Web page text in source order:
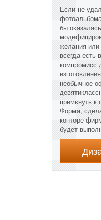
Если не
бы
желания
всегда есть
компромисс
необычное
примкнуть к
Форма,
конторе
будет